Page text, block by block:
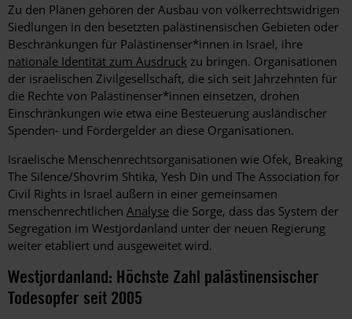
Zu den Plänen gehören der Ausbau von völkerrechtswidrigen
Siedlungen in den besetzten palästinensischen Gebieten oder
Beschränkungen für Palästinenser*innen in Israel, ihre
nationale Identität zum Ausdruck zu bringen. Organisationen
der israelischen Zivilgesellschaft, die sich seit Jahrzehnten für
die Rechte von Palästinenser*innen einsetzen, drohen
Einschränkungen wie etwa eine Besteuerung ausländischer
Spenden- und Fördergelder an diese Organisationen.
Israelische Menschenrechtsorganisationen wie Ofek, Breaking
The Silence/Shovrim Shtika, Yesh Din und The Association for
Civil Rights in Israel äußern in einer gemeinsamen
menschenrechtlichen Analyse die Sorge, dass das System der
Segregation im Westjordanland unter der neuen Regierung
weiter etabliert und ausgeweitet wird.
Westjordanland: Höchste Zahl palästinensischer
Todesopfer seit 2005